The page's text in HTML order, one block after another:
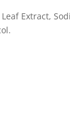
Extract,